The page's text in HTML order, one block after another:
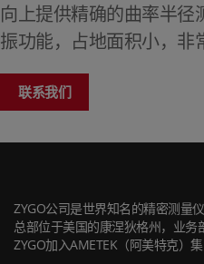
向上提供精确的曲率半
振功能，占地面积小，非
联系我们
ZYGO公司是世界知名的精密测量
总部位于美国的康涅狄格州，业务
ZYGO加入AMETEK（阿美特克）